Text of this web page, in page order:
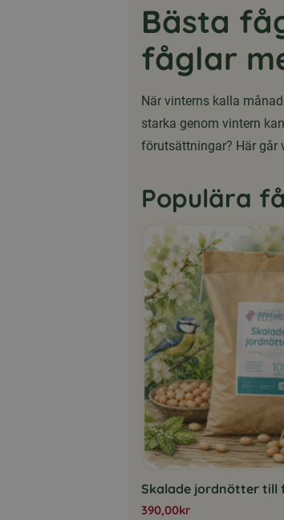
Bästa
fåglar
När vinterns kalla
starka genom vintern
förutsättningar? Här går
Populära
Skalade jordnötter till
390,00kr